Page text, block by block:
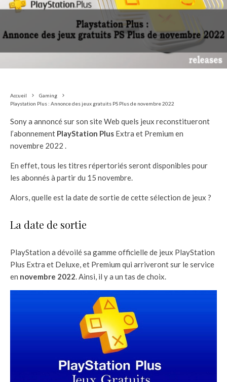
Accueil
Gaming
Playstation Plus : Annonce des jeux gratuits PS Plus de novembre 2022
Sony a annoncé sur son site Web quels jeux reconstitueront
l’abonnement PlayStation Plus Extra et Premium en
novembre 2022 .
En effet, tous les titres répertoriés seront disponibles pour
les abonnés à partir du 15 novembre.
Alors, quelle est la date de sortie de cette sélection de jeux ?
La date de sortie
PlayStation a dévoilé sa gamme officielle de jeux PlayStation
Plus Extra et Deluxe, et Premium qui arriveront sur le service
en novembre 2022. Ainsi, il y a un tas de choix.